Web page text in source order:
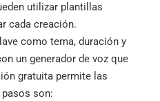
utilizar plantillas
cada creación.
como tema, duración y
un generador de voz que
gratuita permite las
son: